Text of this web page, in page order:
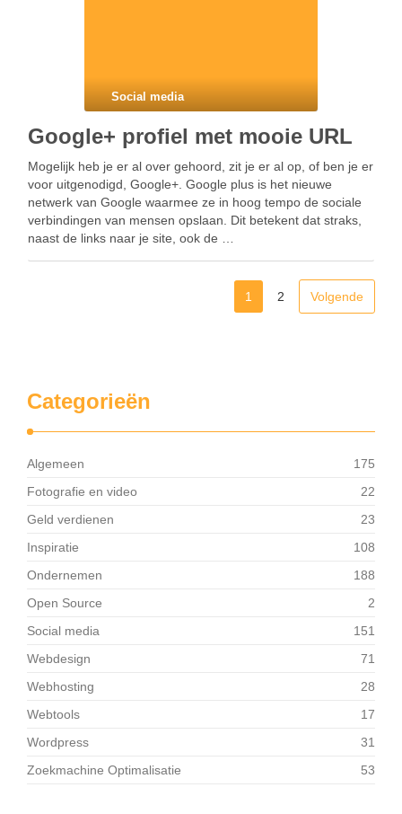
Social media
Google+ profiel met mooie URL
Mogelijk heb je er al over gehoord, zit je er al op, of ben je er
voor uitgenodigd, Google+. Google plus is het nieuwe
netwerk van Google waarmee ze in hoog tempo de sociale
verbindingen van mensen opslaan. Dit betekent dat straks,
naast de links naar je site, ook de …
1 2 Volgende
Categorieën
Algemeen
175
Fotografie en video
22
Geld verdienen
23
Inspiratie
108
Ondernemen
188
Open Source
2
Social media
151
Webdesign
71
Webhosting
28
Webtools
17
Wordpress
31
Zoekmachine Optimalisatie
53